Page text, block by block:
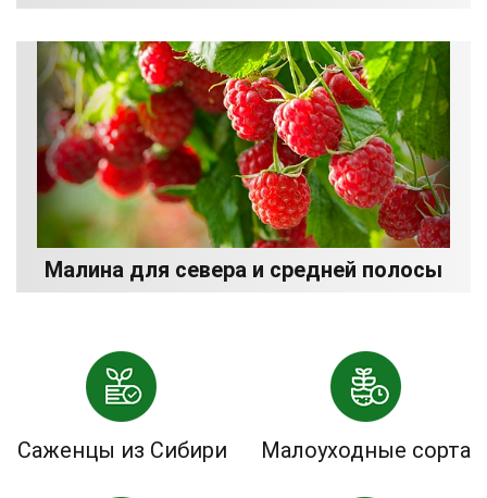
Малина для севера и средней полосы
Саженцы из Сибири Малоуходные сорта